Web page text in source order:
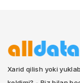
Xarid qilish yoki